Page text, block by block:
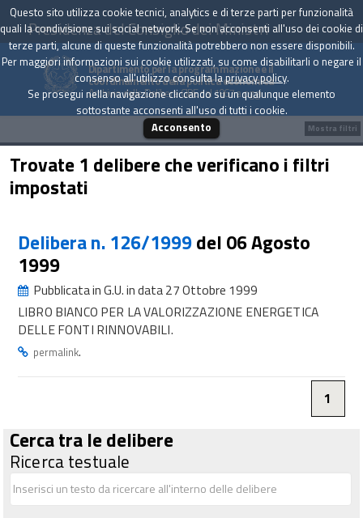
Presidenza del Consiglio dei Ministri
Dipartimento per la programmazione e il
coordinamento della politica economica
Archivio delle Delibere CIPE dal 1967 a oggi
Trovate 1 delibere che verificano i filtri
impostati
Delibera n. 126/1999del 06 Agosto
1999
Pubblicata in G.U. in data 27 Ottobre 1999
LIBRO BIANCO PER LA VALORIZZAZIONE ENERGETICA
DELLE FONTI RINNOVABILI.
permalink.
1
Cerca tra le delibere
Ricerca testuale
Mostra filtri
Questo sito utilizza cookie tecnici, analytics e di terze parti per funzionalità
quali la condivisione sui social network. Se non acconsenti all'uso dei cookie di
terze parti, alcune di queste funzionalità potrebbero non essere disponibili.
Per maggiori informazioni sui cookie utilizzati, su come disabilitarli o negare il
consenso all'utilizzo consulta laprivacy policy.
Se prosegui nella navigazione cliccando su un qualunque elemento
sottostante acconsenti all'uso di tutti i cookie.
Acconsento